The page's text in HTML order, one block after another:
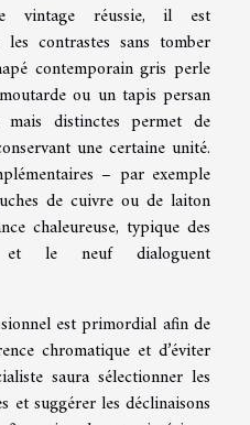
vintage réussie, il est
contrastes sans tomber
contemporain gris perle
ou un tapis persan
mais distinctes permet de
une certaine unité.
– par exemple
de cuivre ou de laiton
chaleureuse, typique des
et le neuf dialoguent
est primordial afin de
chromatique et d’éviter
saura sélectionner les
et suggérer les déclinaisons